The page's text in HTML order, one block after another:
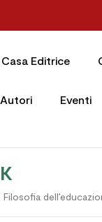
Casa Editrice
Autori Eventi